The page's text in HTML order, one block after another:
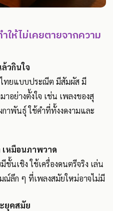
ให้ไม่เคยตายจากความ
วกินใจ
ทยแบบประณีต มีสัมผัส มี
อย่างตั้งใจ เช่น เพลงของสุ
าพันธุ์ ใช้คำที่ทั้งงดงามและ
เหมือนภาพวาด
นเชิง ใช้เครื่องดนตรีจริง เล่น
ณ์ลึก ๆ ที่เพลงสมัยใหม่อาจไม่มี
ยุคสมัย